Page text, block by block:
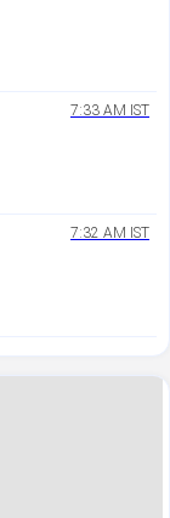
7:33 AM IST
7:32 AM IST